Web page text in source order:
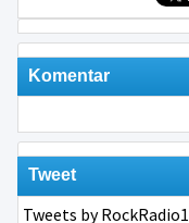
Komentar
Tweet
Tweets by RockRadio1